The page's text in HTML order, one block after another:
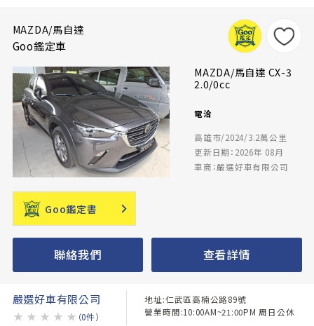
MAZDA/馬自達
Goo鑑定車
MAZDA/馬自達 CX-3
2.0/0cc
電洽
高雄市/2024/3.2萬公里
更新日期：2026年 08月
車商：嚴選好車有限公司
Goo鑑定書
聯絡我們 查看詳情
嚴選好車有限公司
★ ★ ★ ★ ★ （0件）
地址:仁武區高楠公路89號
營業時間:10:00AM~21:00PM 周日公休